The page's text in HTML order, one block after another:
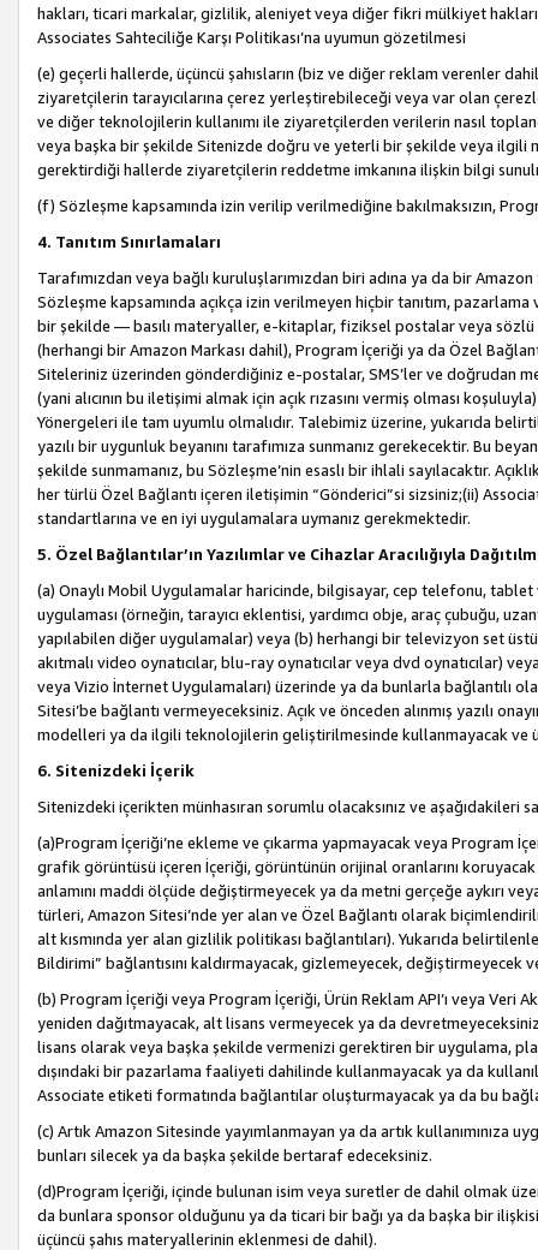
hakları, ticari markalar, gizlilik, aleniyet veya diğer fikri mülkiyet
Associates Sahteciliğe Karşı Politikası’na uyumun gözetilmesi
(e) geçerli hallerde, üçüncü şahısların (biz ve diğer reklam verenler
ziyaretçilerin tarayıcılarına çerez yerleştirebileceği veya var olan
ve diğer teknolojilerin kullanımı ile ziyaretçilerden verilerin nasıl
veya başka bir şekilde Sitenizde doğru ve yeterli bir şekilde veya ilgili
gerektirdiği hallerde ziyaretçilerin reddetme imkanına ilişkin bilgi
(f) Sözleşme kapsamında izin verilip verilmediğine bakılmaksızın,
4. Tanıtım Sınırlamaları
Tarafımızdan veya bağlı kuruluşlarımızdan biri adına ya da bir
Sözleşme kapsamında açıkça izin verilmeyen hiçbir tanıtım,
bir şekilde — basılı materyaller, e-kitaplar, fiziksel postalar veya sözlü
(herhangi bir Amazon Markası dahil), Program İçeriği ya da Özel
Siteleriniz üzerinden gönderdiğiniz e-postalar, SMS’ler ve doğrudan
(yani alıcının bu iletişimi almak için açık rızasını vermiş olması
Yönergeleri ile tam uyumlu olmalıdır. Talebimiz üzerine, yukarıda
yazılı bir uygunluk beyanını tarafımıza sunmanız gerekecektir. Bu
şekilde sunmamanız, bu Sözleşme’nin esaslı bir ihlali sayılacaktır.
her türlü Özel Bağlantı içeren iletişimin “Gönderici”si sizsiniz;(ii)
standartlarına ve en iyi uygulamalara uymanız gerekmektedir.
5. Özel Bağlantılar’ın Yazılımlar ve Cihazlar Aracılığıyla
(a) Onaylı Mobil Uygulamalar haricinde, bilgisayar, cep telefonu,
uygulaması (örneğin, tarayıcı eklentisi, yardımcı obje, araç çubuğu,
yapılabilen diğer uygulamalar) veya (b) herhangi bir televizyon set
akıtmalı video oynatıcılar, blu-ray oynatıcılar veya dvd oynatıcılar)
veya Vizio İnternet Uygulamaları) üzerinde ya da bunlarla bağlantılı
Sitesi’be bağlantı vermeyeceksiniz. Açık ve önceden alınmış yazılı
modelleri ya da ilgili teknolojilerin geliştirilmesinde kullanmayacak ve
6. Sitenizdeki İçerik
Sitenizdeki içerikten münhasıran sorumlu olacaksınız ve aşağıdakileri
(a)Program İçeriği’ne ekleme ve çıkarma yapmayacak veya Program
grafik görüntüsü içeren İçeriği, görüntünün orijinal oranlarını
anlamını maddi ölçüde değiştirmeyecek ya da metni gerçeğe aykırı
türleri, Amazon Sitesi’nde yer alan ve Özel Bağlantı olarak
alt kısmında yer alan gizlilik politikası bağlantıları). Yukarıda
Bildirimi” bağlantısını kaldırmayacak, gizlemeyecek,
(b) Program İçeriği veya Program İçeriği, Ürün Reklam API’ı veya Veri
yeniden dağıtmayacak, alt lisans vermeyecek ya da
lisans olarak veya başka şekilde vermenizi gerektiren bir uygulama,
dışındaki bir pazarlama faaliyeti dahilinde kullanmayacak ya da
Associate etiketi formatında bağlantılar oluşturmayacak ya da bu
(c) Artık Amazon Sitesinde yayımlanmayan ya da artık kullanımınıza
bunları silecek ya da başka şekilde bertaraf edeceksiniz.
(d)Program İçeriği, içinde bulunan isim veya suretler de dahil olmak
da bunlara sponsor olduğunu ya da ticari bir bağı ya da başka bir
üçüncü şahıs materyallerinin eklenmesi de dahil).